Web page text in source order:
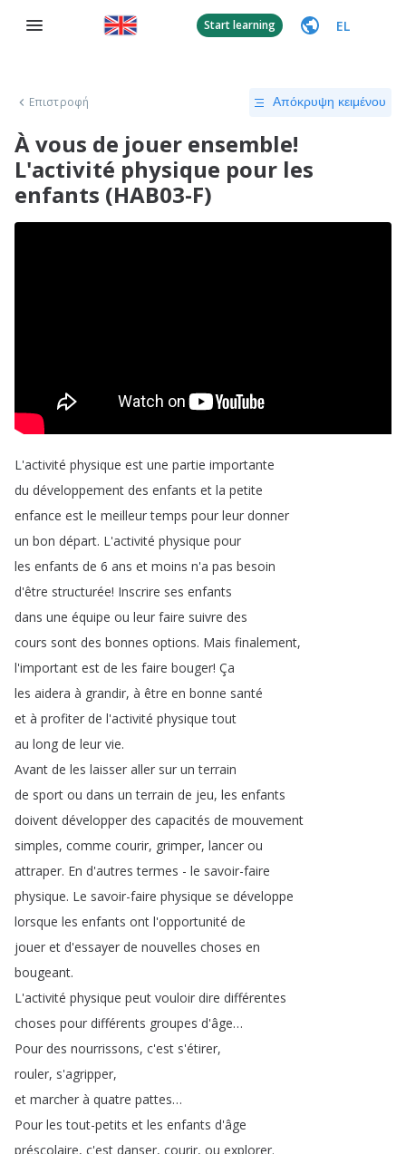
Start learning EL
Επιστροφή Απόκρυψη κειμένου
À vous de jouer ensemble!
L'activité physique pour les
enfants (HAB03-F)
L'activité physique est une partie importante
du développement des enfants et la petite
enfance est le meilleur temps pour leur donner
un bon départ. L'activité physique pour
les enfants de 6 ans et moins n'a pas besoin
d'être structurée! Inscrire ses enfants
dans une équipe ou leur faire suivre des
cours sont des bonnes options. Mais finalement,
l'important est de les faire bouger! Ça
les aidera à grandir, à être en bonne santé
et à profiter de l'activité physique tout
au long de leur vie.
Avant de les laisser aller sur un terrain
de sport ou dans un terrain de jeu, les enfants
doivent développer des capacités de mouvement
simples, comme courir, grimper, lancer ou
attraper. En d'autres termes - le savoir-faire
physique. Le savoir-faire physique se développe
lorsque les enfants ont l'opportunité de
jouer et d'essayer de nouvelles choses en
bougeant.
L'activité physique peut vouloir dire différentes
choses pour différents groupes d'âge…
Pour des nourrissons, c'est s'étirer,
rouler, s'agripper,
et marcher à quatre pattes…
Pour les tout-petits et les enfants d'âge
préscolaire, c'est danser, courir, ou explorer.